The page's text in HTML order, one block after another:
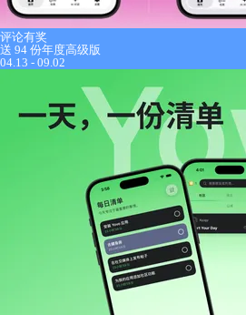
评论有奖
送 94 份年度高级版
04.13 - 09.02